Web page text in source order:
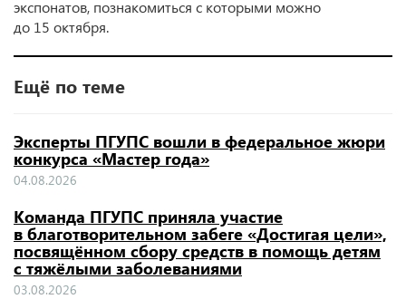
экспонатов, познакомиться с которыми можно
до 15 октября.
Ещё по теме
Эксперты ПГУПС вошли в федеральное жюри
конкурса «Мастер года»
04.08.2026
Команда ПГУПС приняла участие
в благотворительном забеге «Достигая цели»,
посвящённом сбору средств в помощь детям
с тяжёлыми заболеваниями
03.08.2026